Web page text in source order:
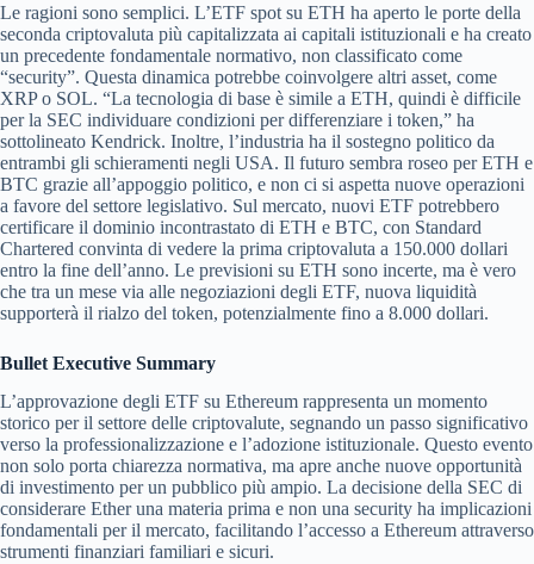
Le ragioni sono semplici. L’ETF spot su ETH ha aperto le porte della
seconda criptovaluta più capitalizzata ai capitali istituzionali e ha creato
un precedente fondamentale normativo, non classificato come
“security”. Questa dinamica potrebbe coinvolgere altri asset, come
XRP o SOL. “La tecnologia di base è simile a ETH, quindi è difficile
per la SEC individuare condizioni per differenziare i token,” ha
sottolineato Kendrick. Inoltre, l’industria ha il sostegno politico da
entrambi gli schieramenti negli USA. Il futuro sembra roseo per ETH e
BTC grazie all’appoggio politico, e non ci si aspetta nuove operazioni
a favore del settore legislativo. Sul mercato, nuovi ETF potrebbero
certificare il dominio incontrastato di ETH e BTC, con Standard
Chartered convinta di vedere la prima criptovaluta a 150.000 dollari
entro la fine dell’anno. Le previsioni su ETH sono incerte, ma è vero
che tra un mese via alle negoziazioni degli ETF, nuova liquidità
supporterà il rialzo del token, potenzialmente fino a 8.000 dollari.
Bullet Executive Summary
L’approvazione degli ETF su Ethereum rappresenta un momento
storico per il settore delle criptovalute, segnando un passo significativo
verso la professionalizzazione e l’adozione istituzionale. Questo evento
non solo porta chiarezza normativa, ma apre anche nuove opportunità
di investimento per un pubblico più ampio. La decisione della SEC di
considerare Ether una materia prima e non una security ha implicazioni
fondamentali per il mercato, facilitando l’accesso a Ethereum attraverso
strumenti finanziari familiari e sicuri.